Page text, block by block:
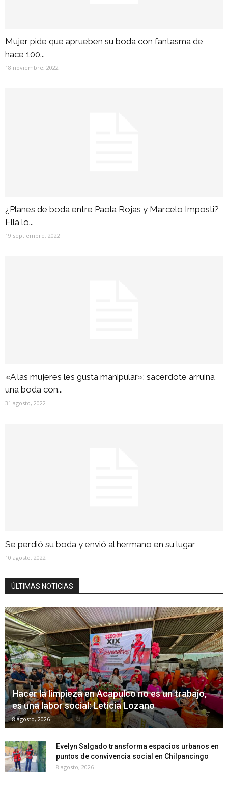
Mujer pide que aprueben su boda con fantasma de
hace 100...
18 noviembre, 2022
¿Planes de boda entre Paola Rojas y Marcelo Imposti?
Ella lo...
19 septiembre, 2022
«A las mujeres les gusta manipular»: sacerdote arruina
una boda con...
31 agosto, 2022
Se perdió su boda y envió al hermano en su lugar
10 agosto, 2022
ÚLTIMAS NOTICIAS
Hacer la limpieza en Acapulco no es un trabajo,
es una labor social: Leticia Lozano
8 agosto, 2026
Evelyn Salgado transforma espacios urbanos en
puntos de convivencia social en Chilpancingo
8 agosto, 2026